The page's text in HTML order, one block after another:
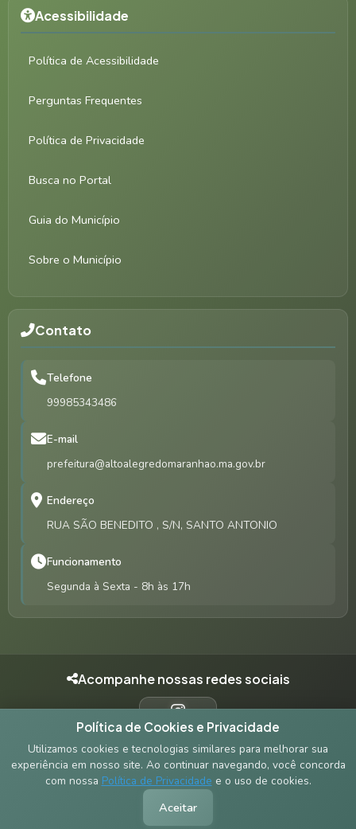
Política de Cookies e Privacidade
Utilizamos cookies e tecnologias similares para melhorar sua
experiência em nosso site. Ao continuar navegando, você concorda
com nossa Política de Privacidade e o uso de cookies.
Aceitar
Acessibilidade
Política de Acessibilidade
Perguntas Frequentes
Política de Privacidade
Busca no Portal
Guia do Município
Sobre o Município
Contato
Telefone
99985343486
E-mail
prefeitura@altoalegredomaranhao.ma.gov.br
Endereço
RUA SÃO BENEDITO , S/N, SANTO ANTONIO
Funcionamento
Segunda à Sexta - 8h às 17h
Acompanhe nossas redes sociais
INSTAGRAM
© 2026 Prefeitura Municipal de Alto Alegre do Maranhão - MA.
Todos os direitos reservados.